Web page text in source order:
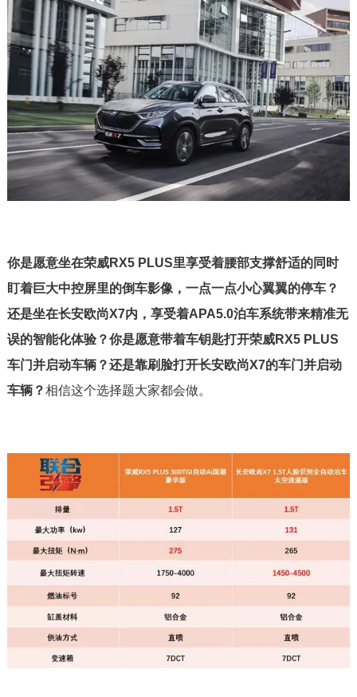
你是愿意坐在荣威RX5 PLUS里享受着腰部支撑舒适的同时
盯着巨大中控屏里的倒车影像，一点一点小心翼翼的停车？
还是坐在长安欧尚X7内，享受着APA5.0泊车系统带来精准无
误的智能化体验？你是愿意带着车钥匙打开荣威RX5 PLUS
车门并启动车辆？还是靠刷脸打开长安欧尚X7的车门并启动
车辆？相信这个选择题大家都会做。